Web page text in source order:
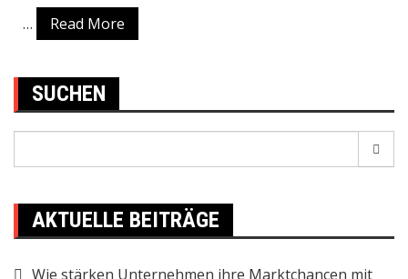
…
Read More
SUCHEN
AKTUELLE BEITRÄGE
Wie stärken Unternehmen ihre Marktchancen mit